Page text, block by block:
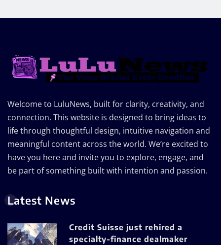
Welcome to LuluNews, built for clarity, creativity, and
connection. This website is designed to bring ideas to
life through thoughtful design, intuitive navigation and
meaningful content across the world. We’re excited to
have you here and invite you to explore, engage, and
be part of something built with intention and passion.
Latest News
Credit Suisse just rehired a
specialty-finance dealmaker